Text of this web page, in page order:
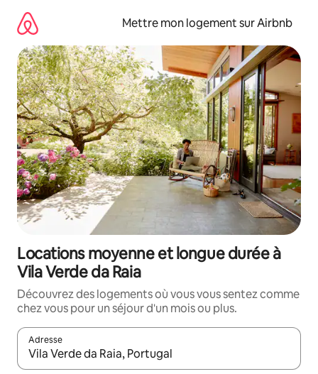
directement
contenu
Mettre mon logement sur Airbnb
Locations moyenne et longue durée à
Vila Verde da Raia
Découvrez des logements où vous vous sentez comme
chez vous pour un séjour d'un mois ou plus.
Adresse
Lorsque les résultats s'affichent, utilisez les flèches vers le